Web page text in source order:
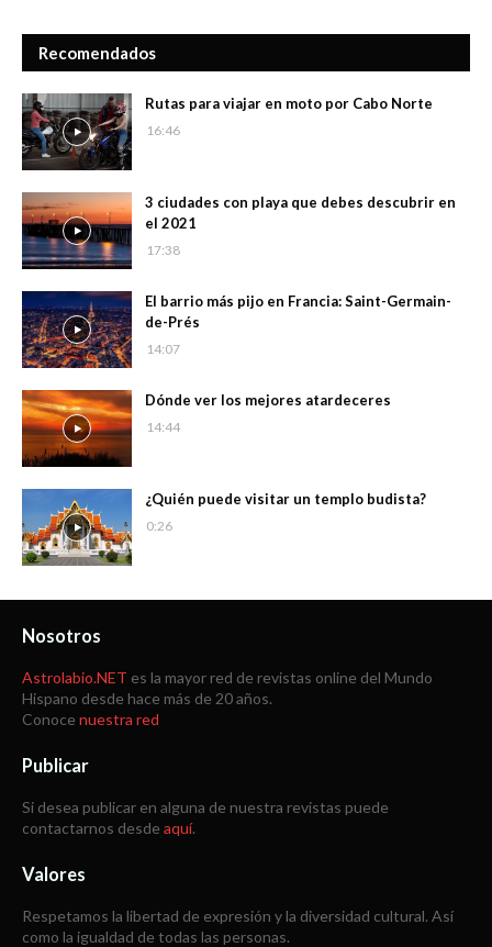
Recomendados
Rutas para viajar en moto por Cabo Norte
16:46
3 ciudades con playa que debes descubrir en
el 2021
17:38
El barrio más pijo en Francia: Saint-Germain-
de-Prés
14:07
Dónde ver los mejores atardeceres
14:44
¿Quién puede visitar un templo budista?
0:26
Nosotros
Astrolabio.NET es la mayor red de revistas online del Mundo
Hispano desde hace más de 20 años.
Conoce nuestra red
Publicar
Si desea publicar en alguna de nuestra revistas puede
contactarnos desde aquí.
Valores
Respetamos la libertad de expresión y la diversidad cultural. Así
como la igualdad de todas las personas.